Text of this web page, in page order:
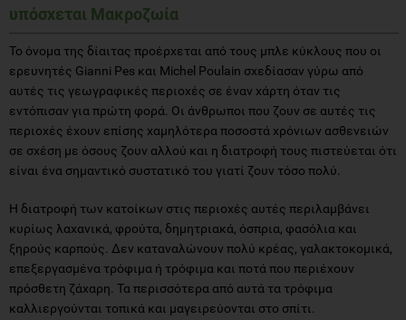
υπόσχεται Μακροζωία
Το όνομα της δίαιτας προέρχεται από τους μπλε κύκλους που οι
ερευνητές Gianni Pes και Michel Poulain σχεδίασαν γύρω από
αυτές τις γεωγραφικές περιοχές σε έναν χάρτη όταν τις
εντόπισαν για πρώτη φορά. Οι άνθρωποι που ζουν σε αυτές τις
περιοχές έχουν επίσης χαμηλότερα ποσοστά χρόνιων ασθενειών
σε σχέση με όσους ζουν αλλού και η διατροφή τους πιστεύεται ότι
είναι ένα σημαντικό συστατικό του γιατί ζουν τόσο πολύ.
Η διατροφή των κατοίκων στις περιοχές αυτές περιλαμβάνει
κυρίως λαχανικά, φρούτα, δημητριακά, όσπρια, φασόλια και
ξηρούς καρπούς. Δεν καταναλώνουν πολύ κρέας, γαλακτοκομικά,
επεξεργασμένα τρόφιμα ή τρόφιμα και ποτά που περιέχουν
πρόσθετη ζάχαρη. Τα περισσότερα από αυτά τα τρόφιμα
καλλιεργούνται τοπικά και μαγειρεύονται στο σπίτι.